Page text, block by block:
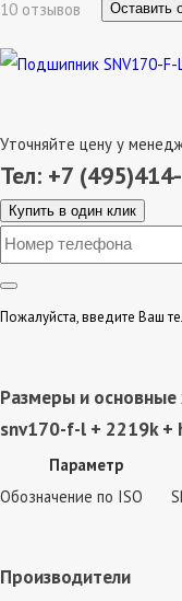
10 отзывов
Уточняйте цену у
Тел: +7
Купить в один клик
Пожалуйста, введите Ваш
Размеры и
snv170-f-l + 2219k +
Параметр
Обозначение по ISO
Производители